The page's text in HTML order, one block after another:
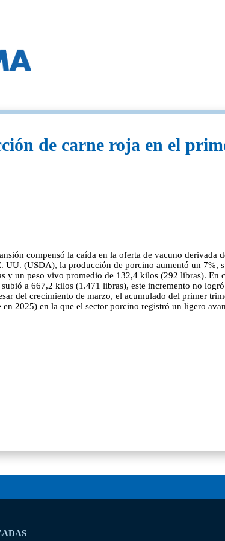
de carne roja en el
compensó la caída en la oferta de vacuno derivada
(USDA), la producción de porcino aumentó un 7%,
y un peso vivo promedio de 132,4 kilos (292 libras).
a 667,2 kilos (1.471 libras), este incremento no
del crecimiento de marzo, el acumulado del primer
2025) en la que el sector porcino registró un ligero